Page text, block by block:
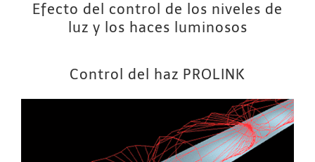
Efecto del control de los niveles de
luz y los haces luminosos
Control del haz PROLINK